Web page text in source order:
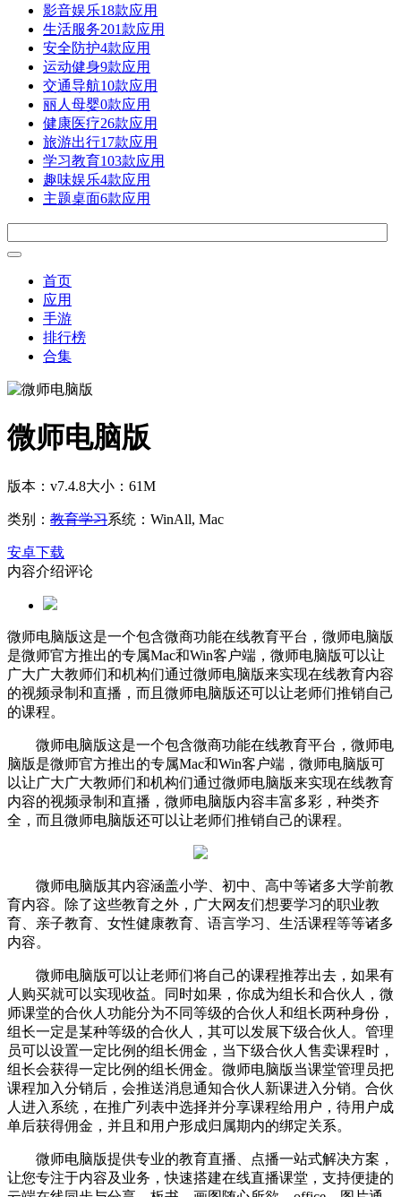
影音娱乐18款应用
生活服务201款应用
安全防护4款应用
运动健身9款应用
交通导航10款应用
丽人母婴0款应用
健康医疗26款应用
旅游出行17款应用
学习教育103款应用
趣味娱乐4款应用
主题桌面6款应用
首页
应用
手游
排行榜
合集
微师电脑版
版本：v7.4.8大小：61M
类别： 教育学习系统：WinAll, Mac
安卓下载
内容介绍评论
微师电脑版这是一个包含微商功能在线教育平台，微师电脑版
是微师官方推出的专属Mac和Win客户端，微师电脑版可以让
广大广大教师们和机构们通过微师电脑版来实现在线教育内容
的视频录制和直播，而且微师电脑版还可以让老师们推销自己
的课程。
微师电脑版这是一个包含微商功能在线教育平台，微师电
脑版是微师官方推出的专属Mac和Win客户端，微师电脑版可
以让广大广大教师们和机构们通过微师电脑版来实现在线教育
内容的视频录制和直播，微师电脑版内容丰富多彩，种类齐
全，而且微师电脑版还可以让老师们推销自己的课程。
微师电脑版其内容涵盖小学、初中、高中等诸多大学前教
育内容。除了这些教育之外，广大网友们想要学习的职业教
育、亲子教育、女性健康教育、语言学习、生活课程等等诸多
内容。
微师电脑版可以让老师们将自己的课程推荐出去，如果有
人购买就可以实现收益。同时如果，你成为组长和合伙人，微
师课堂的合伙人功能分为不同等级的合伙人和组长两种身份，
组长一定是某种等级的合伙人，其可以发展下级合伙人。管理
员可以设置一定比例的组长佣金，当下级合伙人售卖课程时，
组长会获得一定比例的组长佣金。微师电脑版当课堂管理员把
课程加入分销后，会推送消息通知合伙人新课进入分销。合伙
人进入系统，在推广列表中选择并分享课程给用户，待用户成
单后获得佣金，并且和用户形成归属期内的绑定关系。
微师电脑版提供专业的教育直播、点播一站式解决方案，
让您专注于内容及业务，快速搭建在线直播课堂，支持便捷的